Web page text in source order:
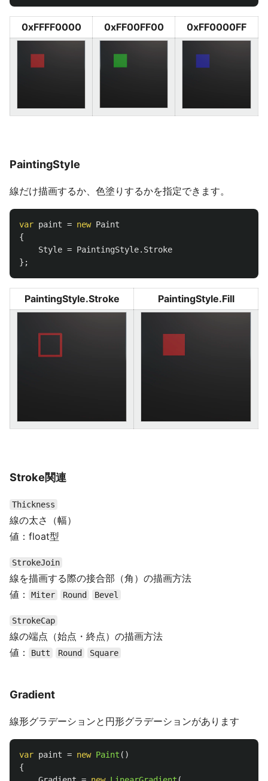
0xFFFF0000 0xFF00FF00 0xFF0000FF
PaintingStyle
線だけ描画するか、色塗りするかを指定できます。
var paint = new Paint
{
Style = PaintingStyle. Stroke
};
PaintingStyle.Stroke PaintingStyle.Fill
Stroke関連
Thickness
線の太さ（幅）
値：float型
StrokeJoin
線を描画する際の接合部（角）の描画方法
値：
Miter Round Bevel
StrokeCap
線の端点（始点・終点）の描画方法
値：
Butt Round Square
Gradient
線形グラデーションと円形グラデーションがあります
var paint = new Paint ()
{